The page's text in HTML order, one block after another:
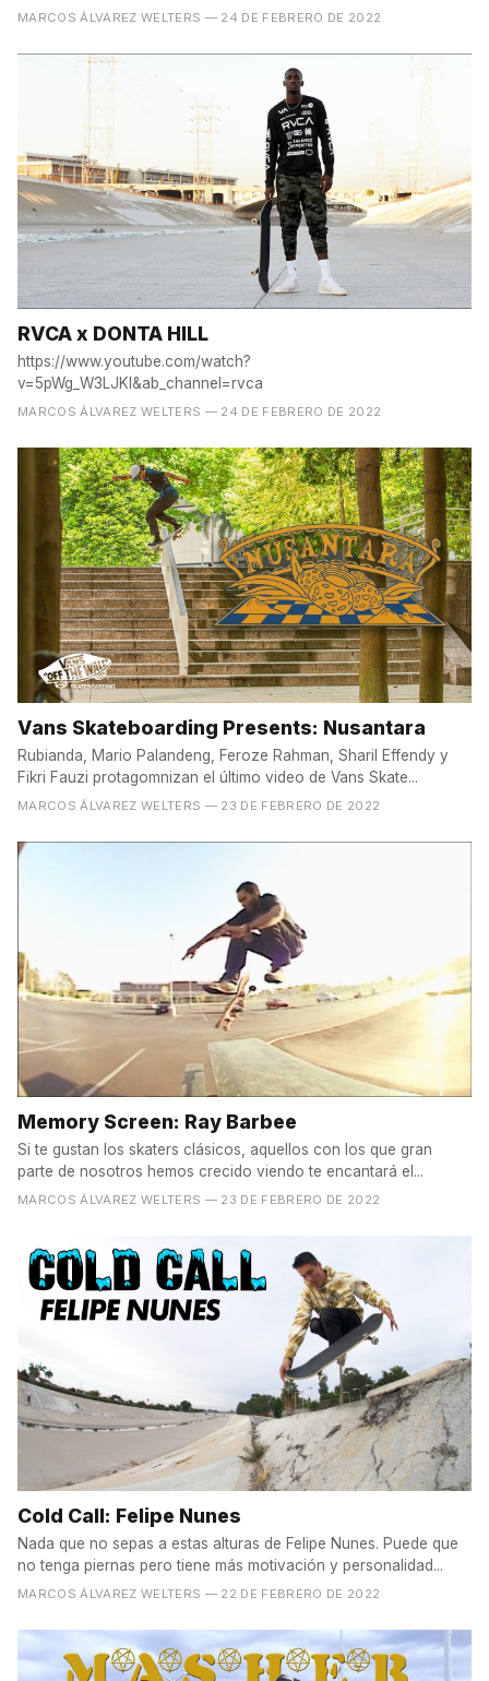
MARCOS ÁLVAREZ WELTERS — 24 DE FEBRERO DE 2022
RVCA x DONTA HILL
https://www.youtube.com/watch?
v=5pWg_W3LJKI&ab_channel=rvca
MARCOS ÁLVAREZ WELTERS — 24 DE FEBRERO DE 2022
Vans Skateboarding Presents: Nusantara
Rubianda, Mario Palandeng, Feroze Rahman, Sharil Effendy y
Fikri Fauzi protagomnizan el último video de Vans Skate...
MARCOS ÁLVAREZ WELTERS — 23 DE FEBRERO DE 2022
Memory Screen: Ray Barbee
Si te gustan los skaters clásicos, aquellos con los que gran
parte de nosotros hemos crecido viendo te encantará el...
MARCOS ÁLVAREZ WELTERS — 23 DE FEBRERO DE 2022
Cold Call: Felipe Nunes
Nada que no sepas a estas alturas de Felipe Nunes. Puede que
no tenga piernas pero tiene más motivación y personalidad...
MARCOS ÁLVAREZ WELTERS — 22 DE FEBRERO DE 2022